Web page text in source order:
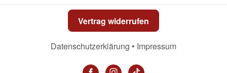
Vertrag widerrufen
Datenschutzerklärung • Impressum